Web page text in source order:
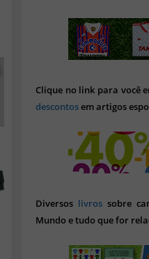
Clique no link para você
descontosem artigos
Diversos livros sobre
Mundo e tudo que for